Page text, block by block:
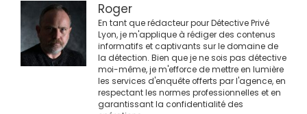
Roger
En tant que rédacteur pour Détective Privé
Lyon, je m'applique à rédiger des contenus
informatifs et captivants sur le domaine de
la détection. Bien que je ne sois pas détective
moi-même, je m'efforce de mettre en lumière
les services d'enquête offerts par l'agence, en
respectant les normes professionnelles et en
garantissant la confidentialité des